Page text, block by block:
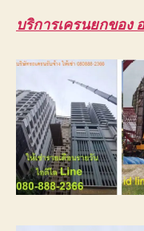
บริการเครนยกของ